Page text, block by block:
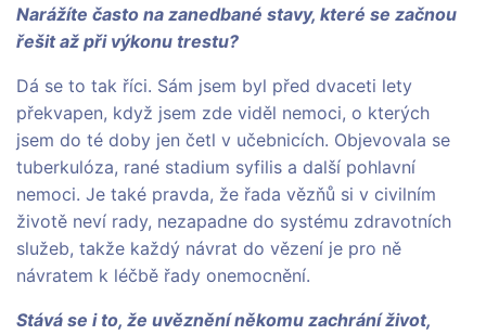
Narážíte často na zanedbané stavy, které se začnou
řešit až při výkonu trestu?
Dá se to tak říci. Sám jsem byl před dvaceti lety
překvapen, když jsem zde viděl nemoci, o kterých
jsem do té doby jen četl v učebnicích. Objevovala se
tuberkulóza, rané stadium syfilis a další pohlavní
nemoci. Je také pravda, že řada vězňů si v civilním
životě neví rady, nezapadne do systému zdravotních
služeb, takže každý návrat do vězení je pro ně
návratem k léčbě řady onemocnění.
Stává se i to, že uvěznění někomu zachrání život,